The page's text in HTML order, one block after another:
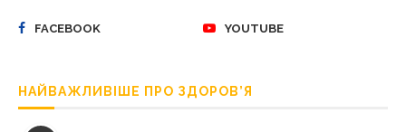
FACEBOOK YOUTUBE
НАЙВАЖЛИВІШЕ ПРО ЗДОРОВ’Я